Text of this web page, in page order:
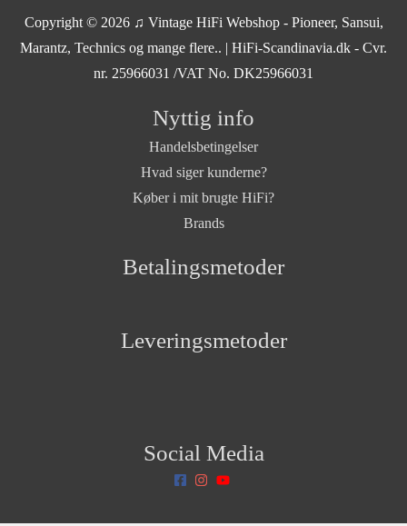
Copyright © 2026 ♫ Vintage HiFi Webshop - Pioneer, Sansui,
Marantz, Technics og mange flere.. | HiFi-Scandinavia.dk - Cvr.
nr. 25966031 /VAT No. DK25966031
Nyttig info
Handelsbetingelser
Hvad siger kunderne?
Køber i mit brugte HiFi?
Brands
Betalingsmetoder
Leveringsmetoder
Social Media